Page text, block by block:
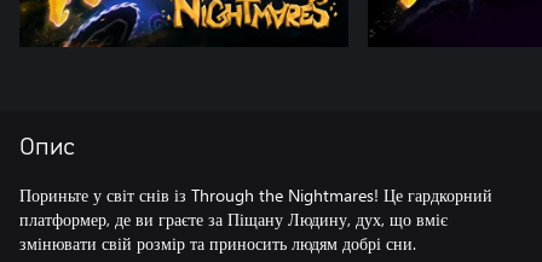
Опис
Пориньте у світ снів із Through the Nightmares! Це гардкорний
платформер, де ви граєте за Піщану Людину, дух, що вміє
змінювати свій розмір та приносить людям добрі сни.